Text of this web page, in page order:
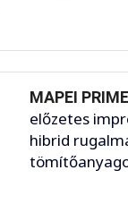
MAPEI
előzetes
hibrid